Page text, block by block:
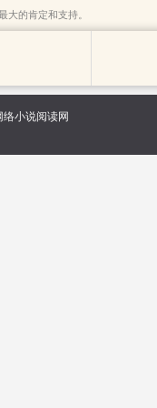
大的肯定和支持。
小说阅读网